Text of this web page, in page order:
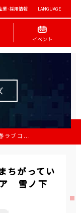
業･採用情報 LANGUAGE
イベント
ラブコ...
ちがってい
雪ノ下